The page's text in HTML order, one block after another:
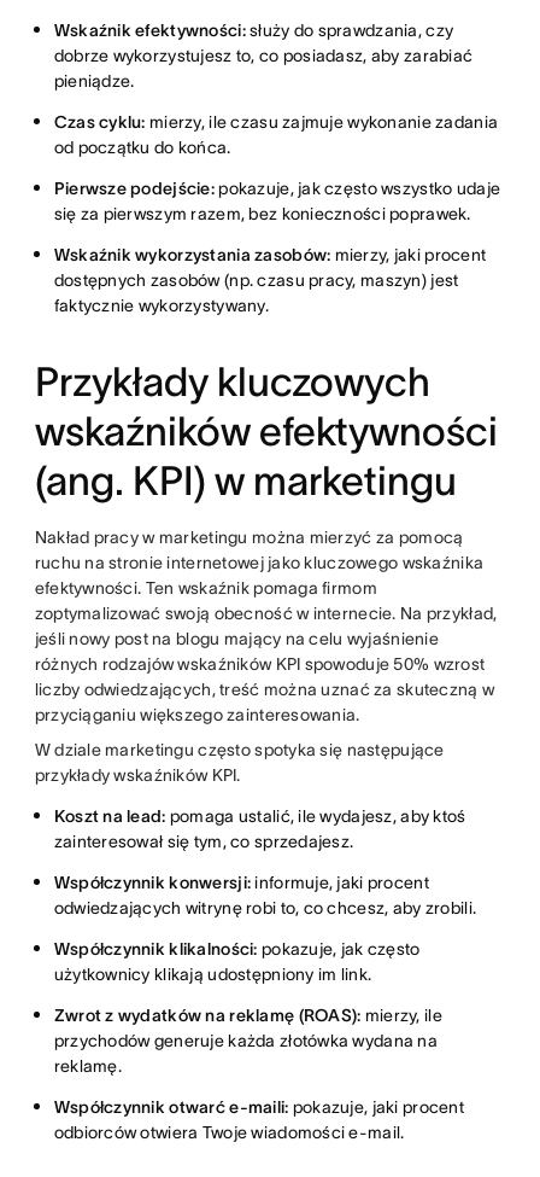
Wskaźnik efektywności:służy do sprawdzania, czy
dobrze wykorzystujesz to, co posiadasz, aby zarabiać
pieniądze.
Czas cyklu: mierzy, ile czasu zajmuje wykonanie zadania
od początku do końca.
Pierwsze podejście:pokazuje, jak często wszystko udaje
się za pierwszym razem, bez konieczności poprawek.
Wskaźnik wykorzystania zasobów: mierzy, jaki procent
dostępnych zasobów (np. czasu pracy, maszyn) jest
faktycznie wykorzystywany.
Przykłady kluczowych
wskaźników efektywności
(ang. KPI) w marketingu
Nakład pracy w marketingu można mierzyć za pomocą
ruchu na stronie internetowej jako kluczowego wskaźnika
efektywności. Ten wskaźnik pomaga firmom
zoptymalizować swoją obecność w internecie. Na przykład,
jeśli nowy post na blogu mający na celu wyjaśnienie
różnych rodzajów wskaźników KPI spowoduje 50% wzrost
liczby odwiedzających, treść można uznać za skuteczną w
przyciąganiu większego zainteresowania.
W dziale marketingu często spotyka się następujące
przykłady wskaźników KPI.
Koszt na lead: pomaga ustalić, ile wydajesz, aby ktoś
zainteresował się tym, co sprzedajesz.
Współczynnik konwersji:informuje, jaki procent
odwiedzających witrynę robi to, co chcesz, aby zrobili.
Współczynnik klikalności: pokazuje, jak często
użytkownicy klikają udostępniony im link.
Zwrot z wydatków na reklamę (ROAS): mierzy, ile
przychodów generuje każda złotówka wydana na
reklamę.
Współczynnik otwarć e-maili: pokazuje, jaki procent
odbiorców otwiera Twoje wiadomości e-mail.